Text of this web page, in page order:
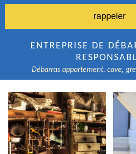
ENTREPRISE DE
Débarras appartement, cave,